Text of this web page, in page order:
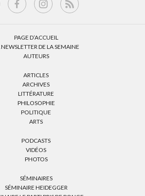
PAGE D’ACCUEIL
DE LA SEMAINE
AUTEURS
ARTICLES
ARCHIVES
LITTÉRATURE
PHILOSOPHIE
POLITIQUE
ARTS
PODCASTS
VIDÉOS
PHOTOS
SÉMINAIRES
SÉMINAIRE HEIDEGGER